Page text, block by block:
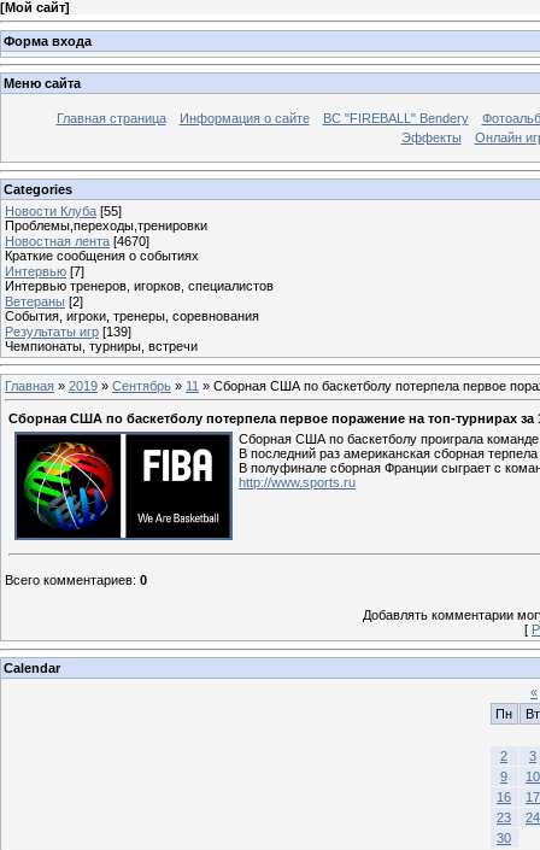
[Мой сайт]
Форма входа
Меню сайта
Главная страница Информация о сайте BC "FIREBALL" Bendery
Эффекты
Онлайн
Categories
Новости Клуба [55]
Проблемы,переходы,тренировки
Новостная лента [4670]
Краткие сообщения о событиях
Интервью [7]
Интервью тренеров, игорков, специалистов
Ветераны [2]
События, игроки, тренеры, соревнования
Результаты игр [139]
Чемпионаты, турниры, встречи
Главная » 2019 » Сентябрь » 11 » Сборная США по баскетболу потерпела первое
Сборная США по баскетболу потерпела первое поражение на топ-турнирах за
Сборная США по баскетболу проиграла
В последний раз американская сборная
В полуфинале сборная Франции сыграет с
http://www.sports.ru
Всего комментариев: 0
Добавлять комментарии
[
Calendar
«
Пн
Вт
2
3
9
10
16
17
23
24
30